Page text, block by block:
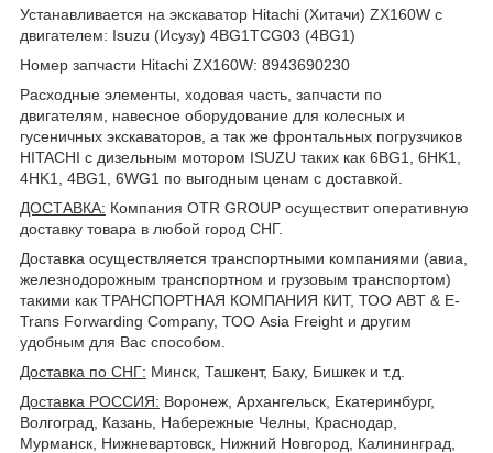
Устанавливается на экскаватор Hitachi (Хитачи) ZX160W с
двигателем: Isuzu (Исузу) 4BG1TCG03 (4BG1)
Номер запчасти Hitachi ZX160W: 8943690230
Расходные элементы, ходовая часть, запчасти по
двигателям, навесное оборудование для колесных и
гусеничных экскаваторов, а так же фронтальных погрузчиков
HITACHI с дизельным мотором ISUZU таких как 6BG1, 6HK1,
4HK1, 4BG1, 6WG1 по выгодным ценам с доставкой.
ДОСТАВКА: Компания OTR GROUP осуществит оперативную
доставку товара в любой город СНГ.
Доставка осуществляется транспортными компаниями (авиа,
железнодорожным транспортном и грузовым транспортом)
такими как ТРАНСПОРТНАЯ КОМПАНИЯ КИТ, ТОО ABT & E-
Trans Forwarding Company, ТОО Asia Freight и другим
удобным для Вас способом.
Доставка по СНГ: Минск, Ташкент, Баку, Бишкек и т.д.
Доставка РОССИЯ: Воронеж, Архангельск, Екатеринбург,
Волгоград, Казань, Набережные Челны, Краснодар,
Мурманск, Нижневартовск, Нижний Новгород, Калининград,